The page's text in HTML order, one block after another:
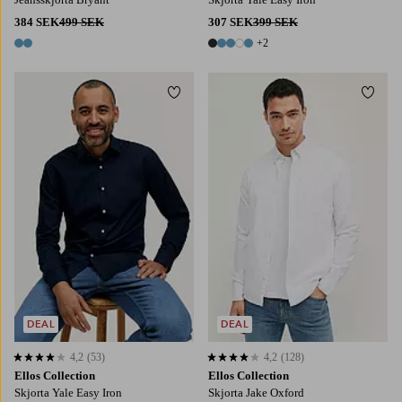
384 SEK499 SEK
2 färger
307 SEK399 SEK
7 färger
+2
Ellos Collection
Skjorta Yale Easy Iron
4,2 baserat på 53 st betyg
4,2 (53)
DEAL
Lägg till i favoriter
Ellos Collection
Skjorta Jake Oxford
4,2 baserat på 128 st betyg
4,2 (128)
DEAL